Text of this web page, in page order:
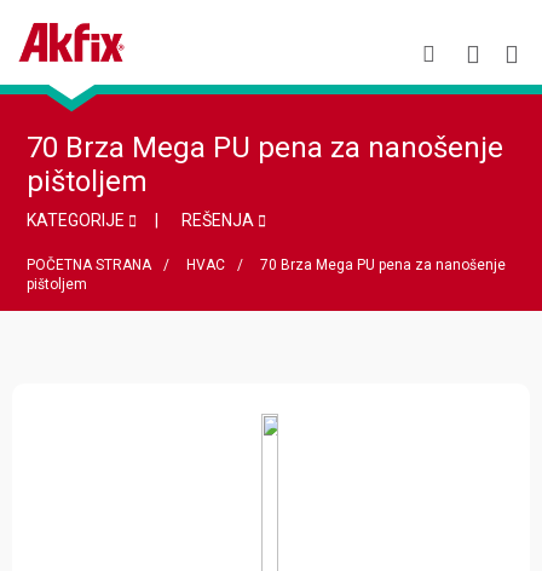
70 Brza Mega PU pena za nanošenje
pištoljem
KATEGORIJE REŠENJA
POČETNA STRANA HVAC
70 Brza Mega PU pena za nanošenje
pištoljem